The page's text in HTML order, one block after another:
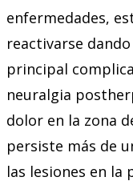
enfermedades,
reactivarse
principal
neuralgia
dolor en la zona
persiste más de
las lesiones en la